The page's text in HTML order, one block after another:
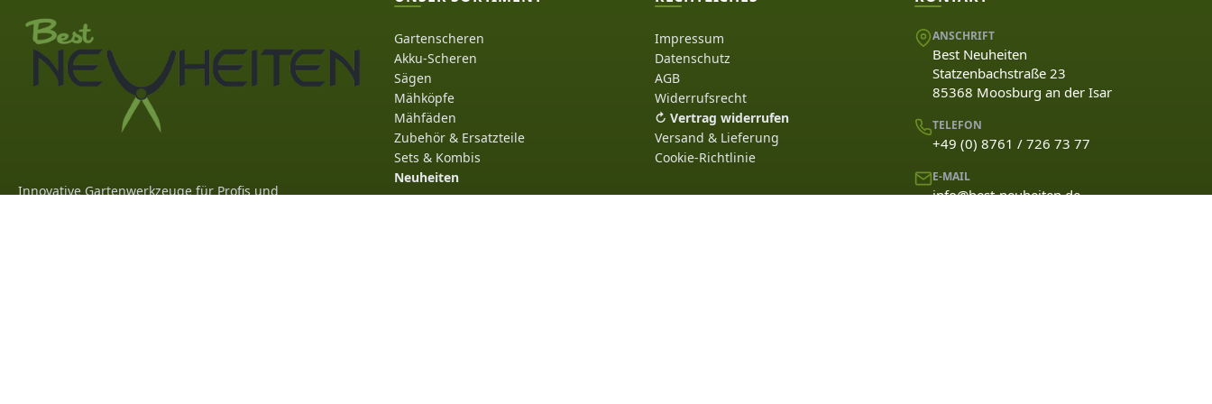
Innovative Gartenwerkzeuge für Profis und
Gartenscheren
Akku-Scheren
Sägen
Mähköpfe
Mähfäden
Zubehör & Ersatzteile
Sets & Kombis
Neuheiten
Impressum
Datenschutz
AGB
Widerrufsrecht
↻ Vertrag widerrufen
Versand & Lieferung
Cookie-Richtlinie
ANSCHRIFT
Best Neuheiten
Statzenbachstraße 23
85368 Moosburg an der Isar
TELEFON
+49 (0) 8761 / 726 73 77
E-MAIL
info@best-neuheiten.de